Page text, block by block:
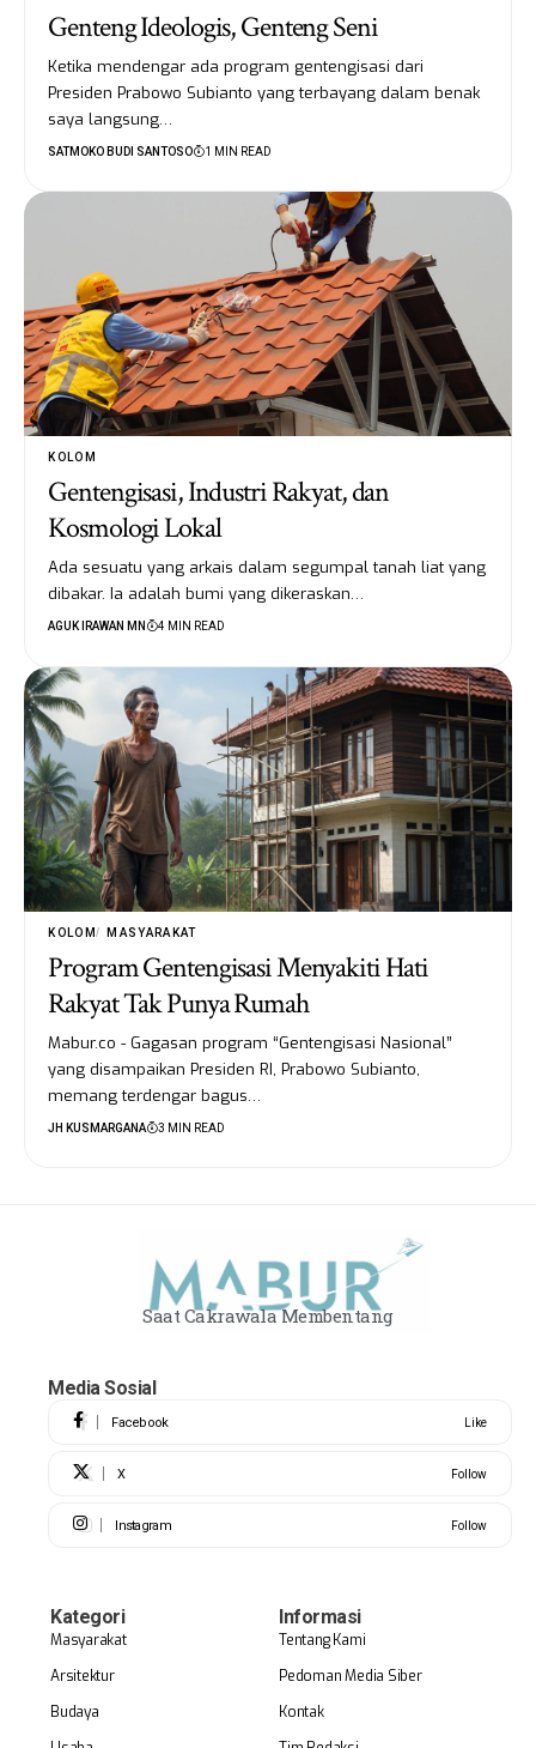
Genteng Ideologis, Genteng Seni
Ketika mendengar ada program gentengisasi dari
Presiden Prabowo Subianto yang terbayang dalam benak
saya langsung…
SATMOKO BUDI SANTOSO 1 MIN READ
KOLOM
Gentengisasi, Industri Rakyat, dan
Kosmologi Lokal
Ada sesuatu yang arkais dalam segumpal tanah liat yang
dibakar. Ia adalah bumi yang dikeraskan…
AGUK IRAWAN MN 4 MIN READ
KOLOM MASYARAKAT
Program Gentengisasi Menyakiti Hati
Rakyat Tak Punya Rumah
Mabur.co - Gagasan program “Gentengisasi Nasional”
yang disampaikan Presiden RI, Prabowo Subianto,
memang terdengar bagus…
JH KUSMARGANA 3 MIN READ
Saat Cakrawala Membentang
Media Sosial
Facebook Like
X Follow
Instagram Follow
Kategori
Masyarakat
Arsitektur
Budaya
Informasi
Tentang Kami
Pedoman Media Siber
Kontak